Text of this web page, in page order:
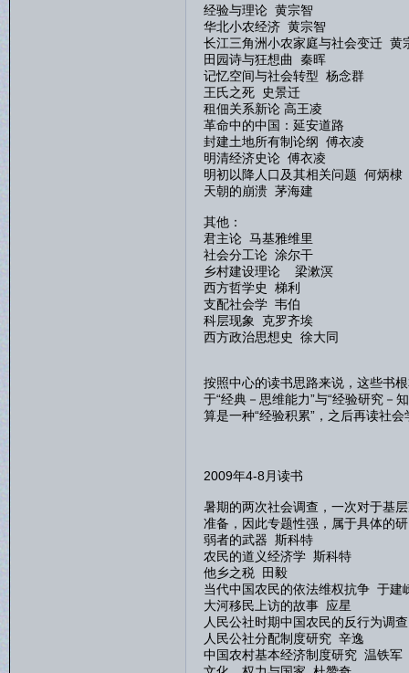
经验与理论 黄宗智
华北小农经济 黄宗智
长江三角洲小农家庭与社会变迁 黄
田园诗与狂想曲 秦晖
记忆空间与社会转型 杨念群
王氏之死 史景迁
租佃关系新论 高王凌
革命中的中国：延安道路
封建土地所有制论纲 傅衣凌
明清经济史论 傅衣凌
明初以降人口及其相关问题 何炳棣
天朝的崩溃 茅海建
其他：
君主论 马基雅维里
社会分工论 涂尔干
乡村建设理论 梁漱溟
西方哲学史 梯利
支配社会学 韦伯
科层现象 克罗齐埃
西方政治思想史 徐大同
按照中心的读书思路来说，这些书
于“经典－思维能力”与“经验研究－
算是一种“经验积累”，之后再读社
2009年4-8月读书
暑期的两次社会调查，一次对于基
准备，因此专题性强，属于具体的
弱者的武器 斯科特
农民的道义经济学 斯科特
他乡之税 田毅
当代中国农民的依法维权抗争 于建
大河移民上访的故事 应星
人民公社时期中国农民的反行为调
人民公社分配制度研究 辛逸
中国农村基本经济制度研究 温铁军